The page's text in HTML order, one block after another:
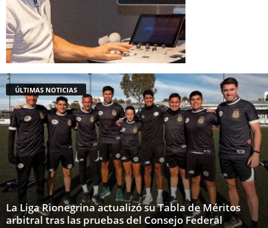
ÚLTIMAS NOTICIAS
La Liga Rionegrina actualizó su Tabla de Méritos
arbitral tras las pruebas del Consejo Federal